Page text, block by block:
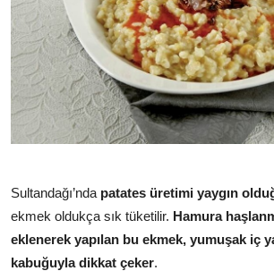
Sultandağı’nda patates üretimi yaygın
ekmek oldukça sık tüketilir. Hamura
eklenerek yapılan bu ekmek, yumuşak iç
kabuğuyla dikkat çeker.